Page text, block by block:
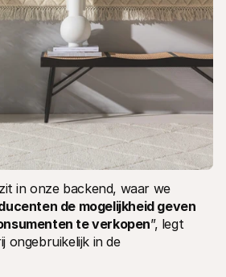
“De echte innovatie zit in onze backend, waar we
de mogelijkheid geven
te verkopen”, legt
ongebruikelijk in de